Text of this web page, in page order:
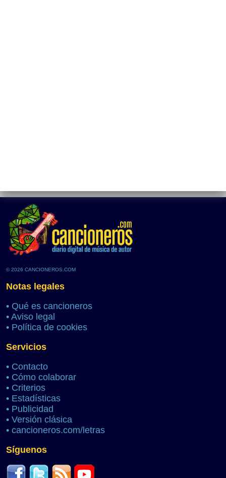
© 2026 CANCIONEROS.COM
Notas legales
• Qué es cancioneros
• Aviso legal
• Política de cookies
Servicios
• Contacto
• Cómo colaborar
• Criterios
• Estadísticas
• Publicidad
• Versión clásica
• cancioneros.com/letras
Síguenos